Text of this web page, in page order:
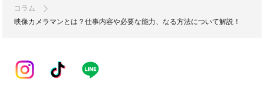
コラム
映像カメラマンとは？仕事内容や必要な能力、なる方法について解説！